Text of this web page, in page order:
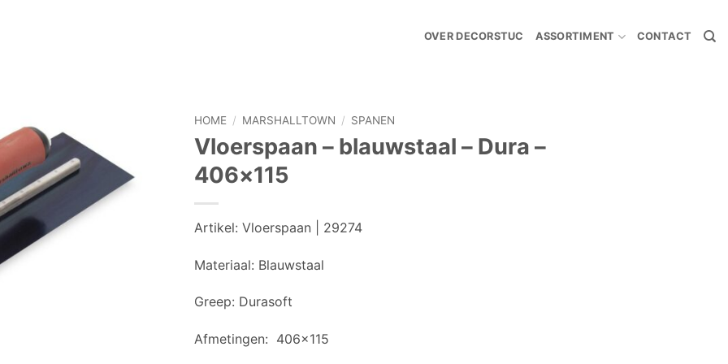
OVER DECORSTUC ASSORTIMENT CONTACT
HOME / MARSHALLTOWN / SPANEN
Vloerspaan – blauwstaal – Dura –
406×115
Artikel: Vloerspaan | 29274
Materiaal: Blauwstaal
Greep: Durasoft
Afmetingen: 406×115